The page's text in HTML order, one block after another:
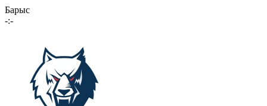
Барыс
-:-